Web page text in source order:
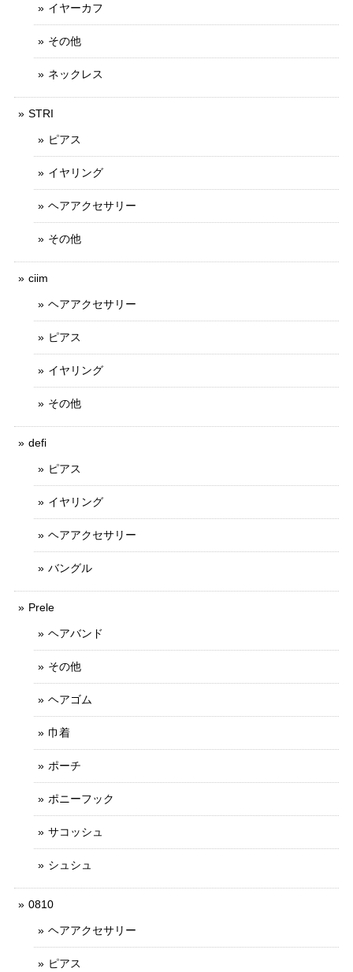
イヤーカフ
その他
ネックレス
STRI
ピアス
イヤリング
ヘアアクセサリー
その他
ciim
ヘアアクセサリー
ピアス
イヤリング
その他
defi
ピアス
イヤリング
ヘアアクセサリー
バングル
Prele
ヘアバンド
その他
ヘアゴム
巾着
ポーチ
ポニーフック
サコッシュ
シュシュ
0810
ヘアアクセサリー
ピアス